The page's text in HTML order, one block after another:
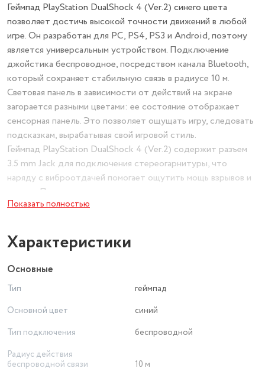
Геймпад PlayStation DualShock 4 (Ver.2) синего цвета
позволяет достичь высокой точности движений в любой
игре. Он разработан для PC, PS4, PS3 и Android, поэтому
является универсальным устройством. Подключение
джойстика беспроводное, посредством канала Bluetooth,
который сохраняет стабильную связь в радиусе 10 м.
Световая панель в зависимости от действий на экране
загорается разными цветами: ее состояние отображает
сенсорная панель. Это позволяет ощущать игру, следовать
подсказкам, вырабатывая свой игровой стиль.
Геймпад PlayStation DualShock 4 (Ver.2) содержит разъем
3.5 mm Jack для подключения стереогарнитуры, что
наряду с виброотдачей помогает ощутить мощь взрывов и
ударов. Преимущество в управлении дают улучшенные
боковые кнопки и аналоговые джойстики: они
гироскоп и акселерометр помогут обнаруживать поворот,
наклон и движения джойстика для абсолютного контроля
игрового эпизода. Работает геймпад от аккумулятора
от разъема USB во время игры.
Показать полностью
Характеристики
Основные
Тип
геймпад
Основной цвет
синий
Тип подключения
беспроводной
Радиус действия
беспроводной связи
10 м